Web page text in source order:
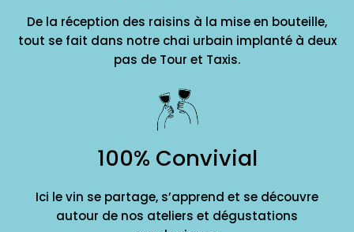
De la réception des raisins à la mise en bouteille,
tout se fait dans notre chai urbain implanté à deux
pas de Tour et Taxis.
100% Convivial
Ici le vin se partage, s’apprend et se découvre
autour de nos ateliers et dégustations